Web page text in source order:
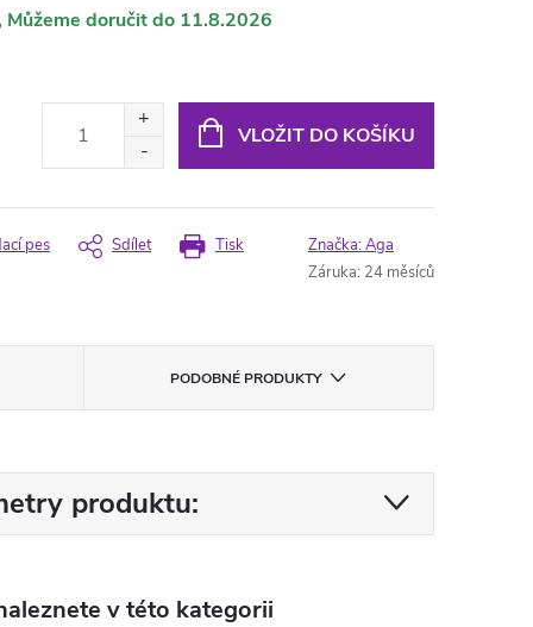
11.8.2026
VLOŽIT DO KOŠÍKU
Tisk
pes Sdílet Značka:Aga
Záruka: 24 měsíců
PODOBNÉ PRODUKTY
produktu:
v této kategorii